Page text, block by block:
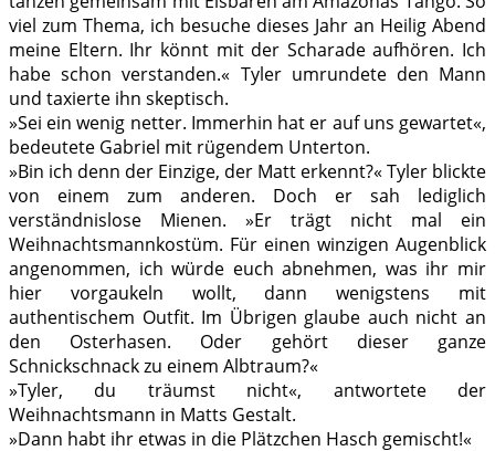
viel zum Thema, ich besuche dieses Jahr an Heilig Abend
meine Eltern. Ihr könnt mit der Scharade aufhören. Ich
habe schon verstanden.« Tyler umrundete den Mann
und taxierte ihn skeptisch.
»Sei ein wenig netter. Immerhin hat er auf uns gewartet«,
bedeutete Gabriel mit rügendem Unterton.
»Bin ich denn der Einzige, der Matt erkennt?« Tyler blickte
von einem zum anderen. Doch er sah lediglich
verständnislose Mienen. »Er trägt nicht mal ein
Weihnachtsmannkostüm. Für einen winzigen Augenblick
angenommen, ich würde euch abnehmen, was ihr mir
hier vorgaukeln wollt, dann wenigstens mit
authentischem Outfit. Im Übrigen glaube auch nicht an
den Osterhasen. Oder gehört dieser ganze
Schnickschnack zu einem Albtraum?«
»Tyler, du träumst nicht«, antwortete der
Weihnachtsmann in Matts Gestalt.
»Dann habt ihr etwas in die Plätzchen Hasch gemischt!«